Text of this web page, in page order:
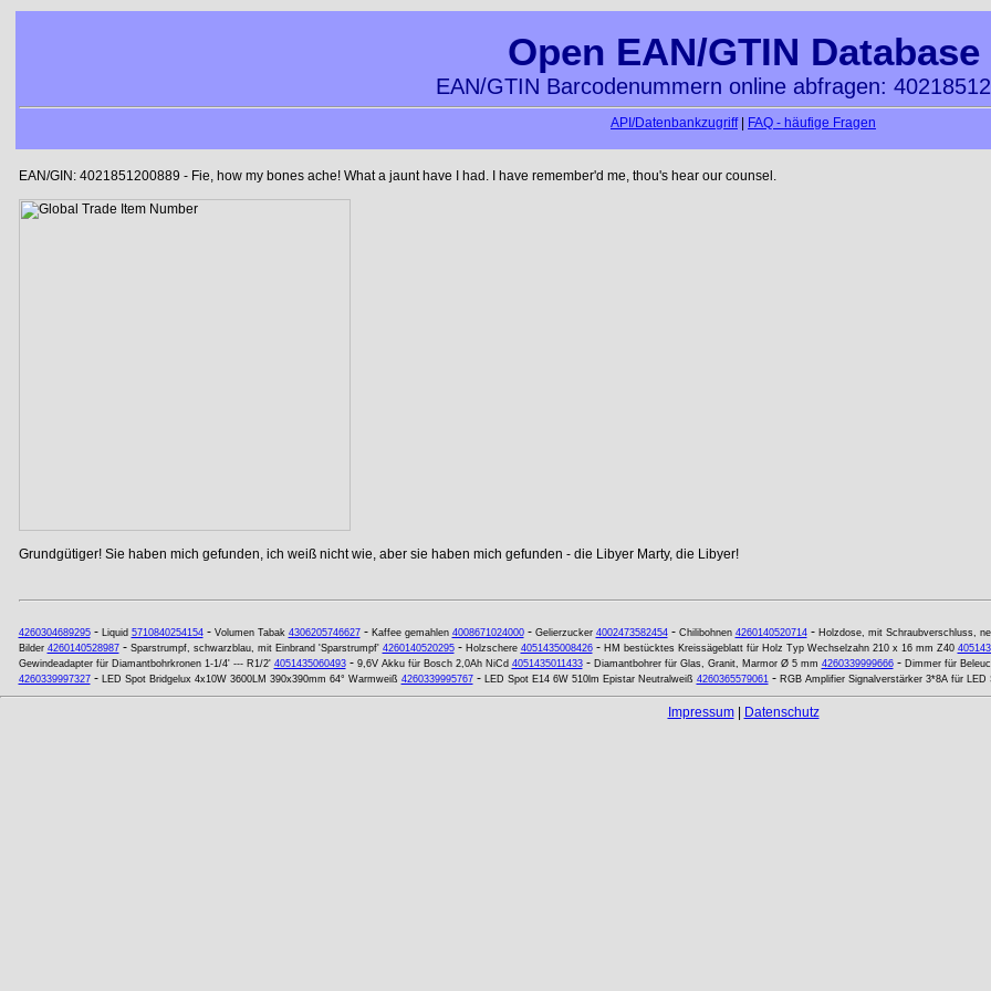
Open EAN/GTIN Database
EAN/GTIN Barcodenummern online abfragen:
API/Datenbankzugriff| FAQ - häufige Fragen
EAN/GIN: 4021851200889 - Fie, how my bones ache! What a jaunt have I had. I have remember'd me, thou's hear our counsel.
Grundgütiger! Sie haben mich gefunden, ich weiß nicht wie, aber sie haben mich gefunden - die Libyer Marty, die Libyer!
4260304689295- Liquid 5710840254154- Volumen Tabak 4306205746627- Kaffee gemahlen 4008671024000- Gelierzucker 4002473582454- Chilibohnen 4260140520714- Holzdose, mit Schraubverschluss,
Bilder 4260140528987- Sparstrumpf, schwarzblau, mit Einbrand 'Sparstrumpf' 4260140520295- Holzschere 4051435008426- HM bestücktes Kreissägeblatt für Holz Typ Wechselzahn 210 x 16 mm Z40
Gewindeadapter für Diamantbohrkronen 1-1/4' --- R1/2' 4051435060493- 9,6V Akku für Bosch 2,0Ah NiCd 4051435011433- Diamantbohrer für Glas, Granit, Marmor Ø 5 mm 4260339999666- Dimmer für
4260339997327- LED Spot Bridgelux 4x10W 3600LM 390x390mm 64° Warmweiß 4260339995767- LED Spot E14 6W 510lm Epistar Neutralweiß 4260365579061- RGB Amplifier Signalverstärker 3*8A für LED
Impressum| Datenschutz